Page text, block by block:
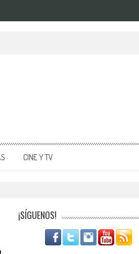
CINE Y TV
¡SÍGUENOS!